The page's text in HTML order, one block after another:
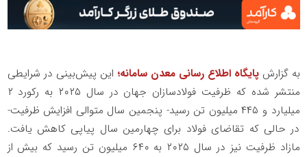
به گزارش پایگاه اطلاع رسانی معدن سامانه؛ این پیش‌بینی در شرایطی
منتشر شده که ظرفیت فولادسازان جهان در سال ۲۰۲۵ به رکورد ۲
میلیارد و ۴۴۵ میلیون تن رسید- پنجمین سال متوالی افزایش ظرفیت-
در حالی که تقاضای فولاد برای چهارمین سال پیاپی کاهش یافت.
مازاد ظرفیت نیز در سال ۲۰۲۵ به ۶۴۰ میلیون تن رسید که بیش از